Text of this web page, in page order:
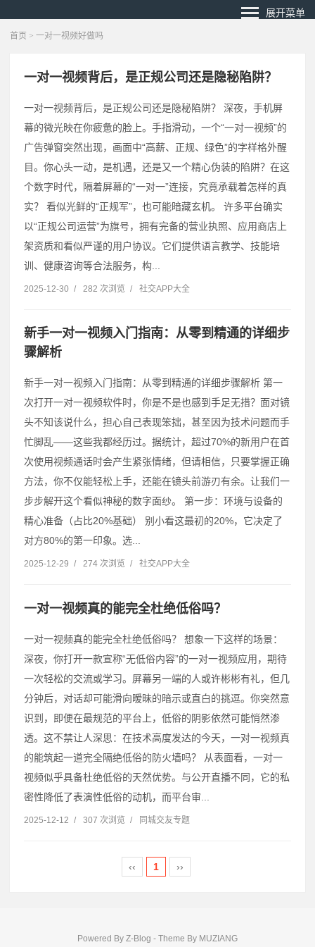
展开菜单
首页 > 一对一视频好做吗
一对一视频背后，是正规公司还是隐秘陷阱？
一对一视频背后，是正规公司还是隐秘陷阱？ 深夜，手机屏
幕的微光映在你疲惫的脸上。手指滑动，一个“一对一视频”的
广告弹窗突然出现，画面中“高薪、正规、绿色”的字样格外醒
目。你心头一动，是机遇，还是又一个精心伪装的陷阱？在这
个数字时代，隔着屏幕的“一对一”连接，究竟承载着怎样的真
实？ 看似光鲜的“正规军”，也可能暗藏玄机。 许多平台确实
以“正规公司运营”为旗号，拥有完备的营业执照、应用商店上
架资质和看似严谨的用户协议。它们提供语言教学、技能培
训、健康咨询等合法服务，构...
2025-12-30 / 282 次浏览 / 社交APP大全
新手一对一视频入门指南：从零到精通的详细步
骤解析
新手一对一视频入门指南：从零到精通的详细步骤解析 第一
次打开一对一视频软件时，你是不是也感到手足无措？面对镜
头不知该说什么，担心自己表现笨拙，甚至因为技术问题而手
忙脚乱——这些我都经历过。据统计，超过70%的新用户在首
次使用视频通话时会产生紧张情绪，但请相信，只要掌握正确
方法，你不仅能轻松上手，还能在镜头前游刃有余。让我们一
步步解开这个看似神秘的数字面纱。 第一步：环境与设备的
精心准备（占比20%基础） 别小看这最初的20%，它决定了
对方80%的第一印象。选...
2025-12-29 / 274 次浏览 / 社交APP大全
一对一视频真的能完全杜绝低俗吗？
一对一视频真的能完全杜绝低俗吗？ 想象一下这样的场景：
深夜，你打开一款宣称“无低俗内容”的一对一视频应用，期待
一次轻松的交流或学习。屏幕另一端的人或许彬彬有礼，但几
分钟后，对话却可能滑向暧昧的暗示或直白的挑逗。你突然意
识到，即便在最规范的平台上，低俗的阴影依然可能悄然渗
透。这不禁让人深思：在技术高度发达的今天，一对一视频真
的能筑起一道完全隔绝低俗的防火墙吗？ 从表面看，一对一
视频似乎具备杜绝低俗的天然优势。与公开直播不同，它的私
密性降低了表演性低俗的动机，而平台审...
2025-12-12 / 307 次浏览 / 同城交友专题
‹‹ 1 ››
Powered By Z-Blog - Theme By MUZIANG